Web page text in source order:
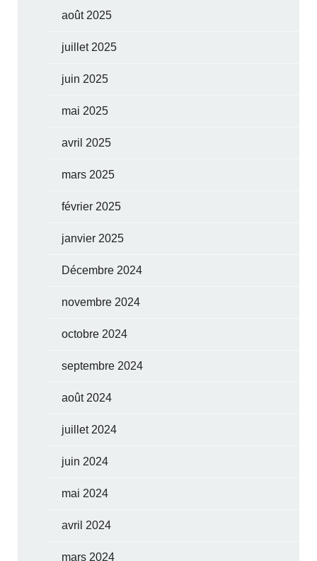
août 2025
juillet 2025
juin 2025
mai 2025
avril 2025
mars 2025
février 2025
janvier 2025
Décembre 2024
novembre 2024
octobre 2024
septembre 2024
août 2024
juillet 2024
juin 2024
mai 2024
avril 2024
mars 2024